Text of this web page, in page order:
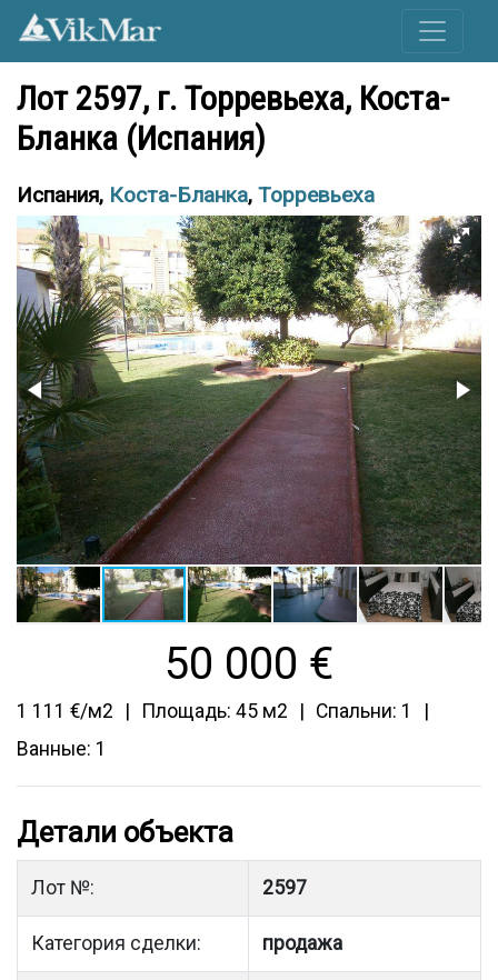
Лот 2597, г. Торревьеха, Коста-
Бланка (Испания)
Испания, Коста-Бланка, Торревьеха
50 000 €
1 111 €/м2 Площадь: 45 м2
Спальни: 1
Ванные: 1
Детали объекта
Лот №: 2597
Категория сделки: продажа